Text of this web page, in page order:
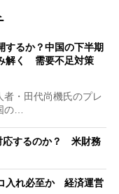
するか？中国の下半期
解く 需要不足対策
・田代尚機氏のプレ
の…
応するのか？ 米財務
入れ必至か 経済運営